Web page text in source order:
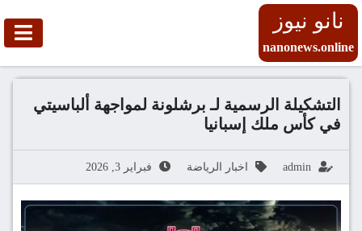
نانو نيوز
nanonews.online
التشكيلة الرسمية لـ برشلونة لمواجهة ألباسيتي
في كأس ملك إسبانيا
admin اخبار الرياضة فبراير 3, 2026